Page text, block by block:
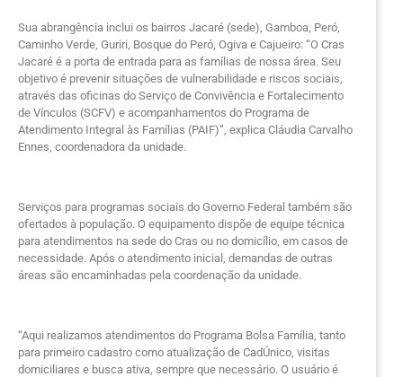
Sua abrangência inclui os bairros Jacaré (sede), Gamboa, Peró,
Caminho Verde, Guriri, Bosque do Peró, Ogiva e Cajueiro: “O Cras
Jacaré é a porta de entrada para as famílias de nossa área. Seu
objetivo é prevenir situações de vulnerabilidade e riscos sociais,
através das oficinas do Serviço de Convivência e Fortalecimento
de Vínculos (SCFV) e acompanhamentos do Programa de
Atendimento Integral às Famílias (PAIF)”, explica Cláudia Carvalho
Ennes, coordenadora da unidade.
Serviços para programas sociais do Governo Federal também são
ofertados à população. O equipamento dispõe de equipe técnica
para atendimentos na sede do Cras ou no domicílio, em casos de
necessidade. Após o atendimento inicial, demandas de outras
áreas são encaminhadas pela coordenação da unidade.
“Aqui realizamos atendimentos do Programa Bolsa Família, tanto
para primeiro cadastro como atualização de CadÚnico, visitas
domiciliares e busca ativa, sempre que necessário. O usuário é